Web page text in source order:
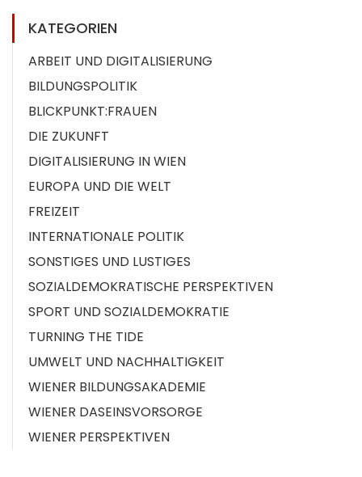
KATEGORIEN
ARBEIT UND DIGITALISIERUNG
BILDUNGSPOLITIK
BLICKPUNKT:FRAUEN
DIE ZUKUNFT
DIGITALISIERUNG IN WIEN
EUROPA UND DIE WELT
FREIZEIT
INTERNATIONALE POLITIK
SONSTIGES UND LUSTIGES
SOZIALDEMOKRATISCHE PERSPEKTIVEN
SPORT UND SOZIALDEMOKRATIE
TURNING THE TIDE
UMWELT UND NACHHALTIGKEIT
WIENER BILDUNGSAKADEMIE
WIENER DASEINSVORSORGE
WIENER PERSPEKTIVEN